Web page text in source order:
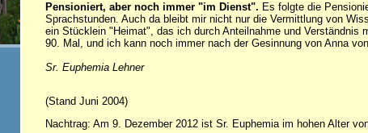
Pensioniert, aber noch immer "im Dienst". Es folgte die
Sprachstunden. Auch da bleibt mir nicht nur die Vermittlung von
ein Stücklein "Heimat", das ich durch Anteilnahme und
90. Mal, und ich kann noch immer nach der Gesinnung von Anna
Sr. Euphemia Lehner
(Stand Juni 2004)
Nachtrag: Am 9. Dezember 2012 ist Sr. Euphemia im hohen Alter